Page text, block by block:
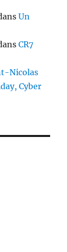
Un
CR7
Nicolas
Cyber